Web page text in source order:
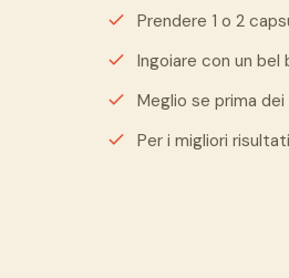
Prendere 1 o 2
Ingoiare con un bel
Meglio se prima
Per i migliori